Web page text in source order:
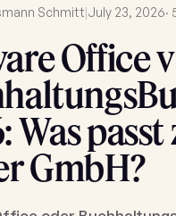
Schmitt|July 23, 2026·
Office
Was passt
GmbH?